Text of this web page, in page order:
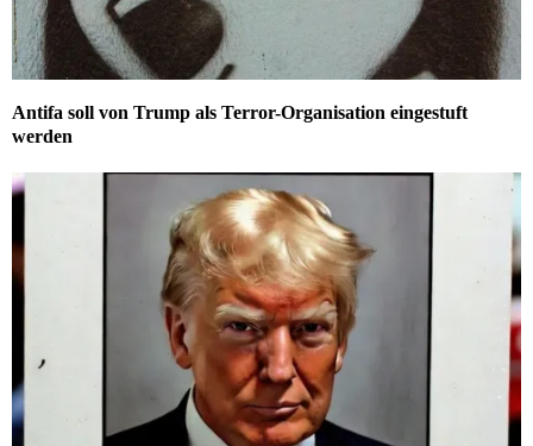
Antifa soll von Trump als Terror-Organisation eingestuft
werden